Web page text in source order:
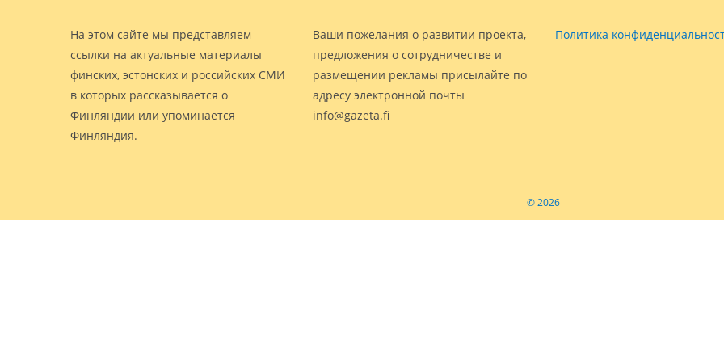
На этом сайте мы представляем
ссылки на актуальные материалы
финских, эстонских и российских СМИ
в которых рассказывается о
Финляндии или упоминается
Финляндия.
Ваши пожелания о развитии проекта,
предложения о сотрудничестве и
размещении рекламы присылайте по
адресу электронной почты
info@gazeta.fi
Политика
© 2026